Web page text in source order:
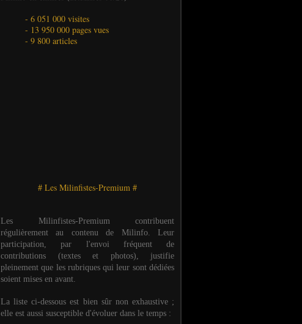
- 6 051 000 visites
- 13 950 000 pages vues
- 9 800 articles
# Les Milinfistes-Premium #
Les Milinfistes-Premium contribuent
régulièrement au contenu de Milinfo. Leur
participation, par l'envoi fréquent de
contributions (textes et photos), justifie
pleinement que les rubriques qui leur sont dédiées
soient mises en avant.
La liste ci-dessous est bien sûr non exhaustive ;
elle est aussi susceptible d'évoluer dans le temps :